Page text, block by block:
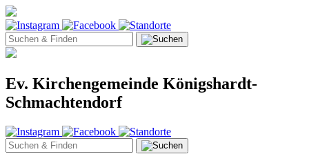
Ev. Kirchengemeinde Königshardt-
Schmachtendorf